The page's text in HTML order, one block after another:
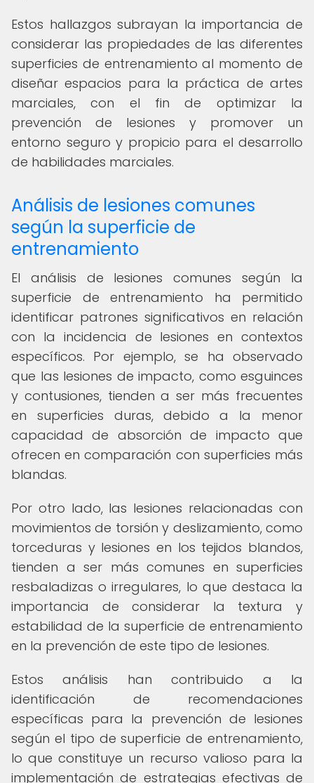
Estos hallazgos subrayan la importancia de
considerar las propiedades de las diferentes
superficies de entrenamiento al momento de
diseñar espacios para la práctica de artes
marciales, con el fin de optimizar la
prevención de lesiones y promover un
entorno seguro y propicio para el desarrollo
de habilidades marciales.
Análisis de lesiones comunes
según la superficie de
entrenamiento
El análisis de lesiones comunes según la
superficie de entrenamiento ha permitido
identificar patrones significativos en relación
con la incidencia de lesiones en contextos
específicos. Por ejemplo, se ha observado
que las lesiones de impacto, como esguinces
y contusiones, tienden a ser más frecuentes
en superficies duras, debido a la menor
capacidad de absorción de impacto que
ofrecen en comparación con superficies más
blandas.
Por otro lado, las lesiones relacionadas con
movimientos de torsión y deslizamiento, como
torceduras y lesiones en los tejidos blandos,
tienden a ser más comunes en superficies
resbaladizas o irregulares, lo que destaca la
importancia de considerar la textura y
estabilidad de la superficie de entrenamiento
en la prevención de este tipo de lesiones.
Estos análisis han contribuido a la
identificación de recomendaciones
específicas para la prevención de lesiones
según el tipo de superficie de entrenamiento,
lo que constituye un recurso valioso para la
implementación de estrategias efectivas de